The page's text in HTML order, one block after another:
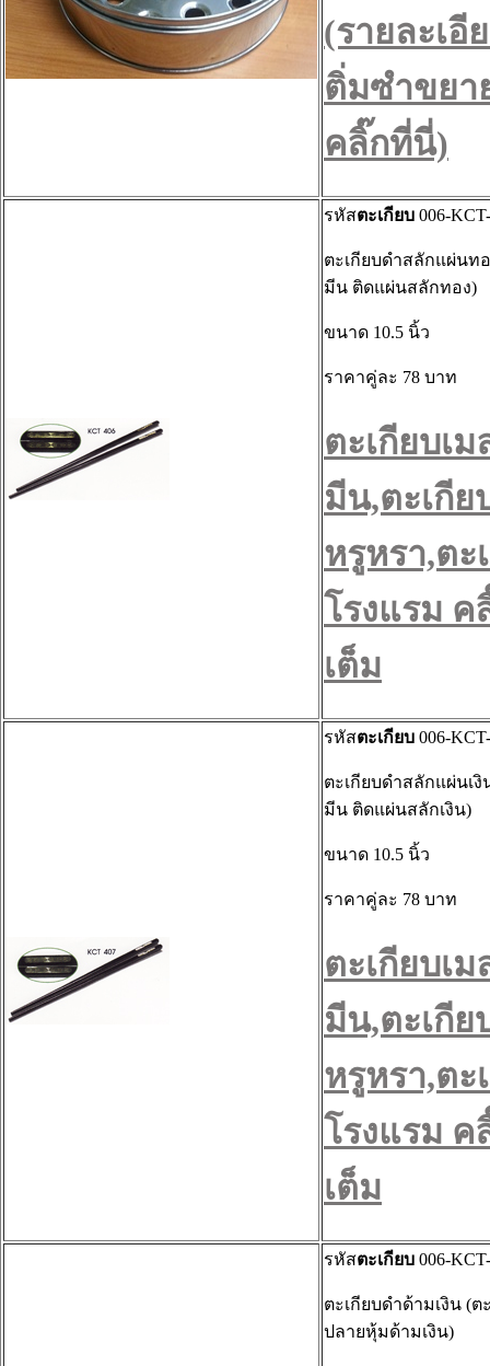
(รายละเอี
ติ่มซำขยา
คลิ๊กที่นี่)
รหัสตะเกียบ 006-
ตะเกียบดำสลักแผ่นท
มีน ติดแผ่นสลักทอง)
ขนาด 10.5 นิ้ว
ราคาคู่ละ 78 บาท
ตะเกียบเม
มีน,ตะเกีย
หรูหรา,ตะ
โรงแรม ค
เต็ม
รหัสตะเกียบ 006-
ตะเกียบดำสลักแผ่นเงิ
มีน ติดแผ่นสลักเงิน)
ขนาด 10.5 นิ้ว
ราคาคู่ละ 78 บาท
ตะเกียบเม
มีน,ตะเกีย
หรูหรา,ตะ
โรงแรม ค
เต็ม
รหัสตะเกียบ 006-
ตะเกียบดำด้ามเงิน (
ปลายหุ้มด้ามเงิน)